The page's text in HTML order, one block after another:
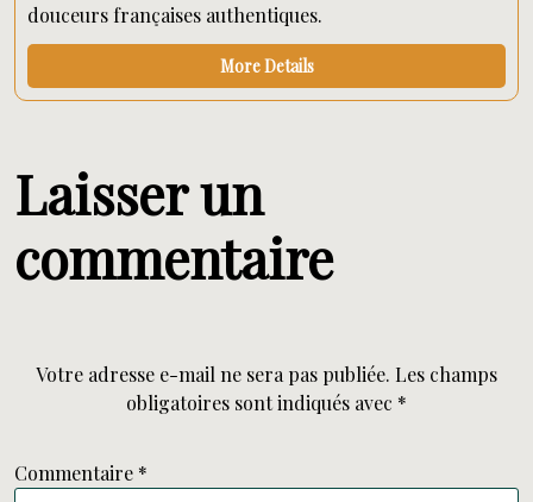
douceurs françaises authentiques.
More Details
Laisser un
commentaire
Votre adresse e-mail ne sera pas publiée. Les champs
obligatoires sont indiqués avec *
Commentaire *